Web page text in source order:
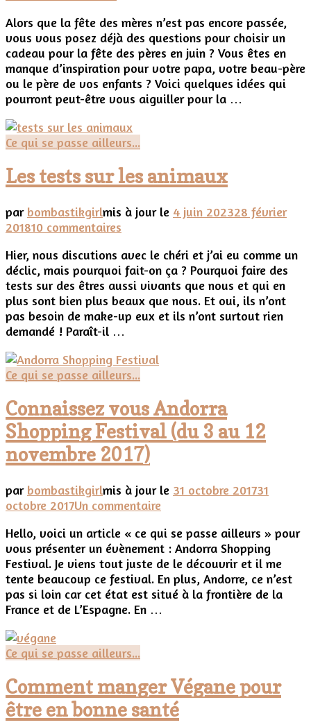
cadeau
offrir
à
un
papa
cette
pour
la
des
pères
2018
?
Alors que la fête des mères n’est pas encore passée,
vous vous posez déjà des questions pour choisir un
cadeau pour la fête des pères en juin ? Vous êtes en
manque d’inspiration pour votre papa, votre beau-père
ou le père de vos enfants ? Voici quelques idées qui
pourront peut-être vous aiguiller pour la …
Ce qui se passe ailleurs...
Les tests sur les animaux
par bombastikgirlmis à jour le 4 juin 202328 février
201810 commentaires
tests
sur
les
animaux
Hier, nous discutions avec le chéri et j’ai eu comme un
déclic, mais pourquoi fait-on ça ? Pourquoi faire des
tests sur des êtres aussi vivants que nous et qui en
plus sont bien plus beaux que nous. Et oui, ils n’ont
pas besoin de make-up eux et ils n’ont surtout rien
demandé ! Paraît-il …
Ce qui se passe ailleurs...
Connaissez vous Andorra
Shopping Festival (du 3 au 12
novembre 2017)
par bombastikgirlmis à jour le 31 octobre 201731
octobre 2017Un commentairesur
vous
Andorra
Shopping
Festival
(du
3
Hello, voici un article « ce qui se passe ailleurs » pour
vous présenter un évènement : Andorra Shopping
Festival. Je viens tout juste de le découvrir et il me
tente beaucoup ce festival. En plus, Andorre, ce n’est
pas si loin car cet état est situé à la frontière de la
France et de L’Espagne. En …
Ce qui se passe ailleurs...
Comment manger Végane pour
être en bonne santé